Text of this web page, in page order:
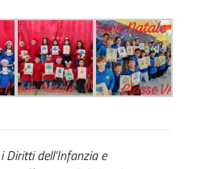
dell’Infanzia e